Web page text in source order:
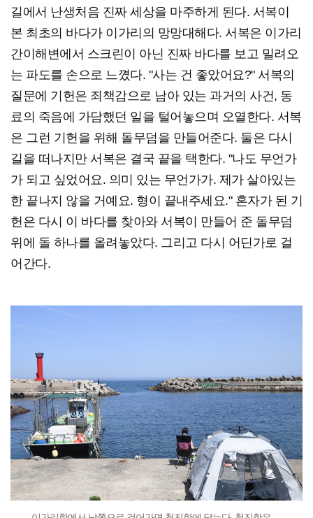
길에서 난생처음 진짜 세상을 마주하게 된다. 서복이
본 최초의 바다가 이가리의 망망대해다. 서복은 이가리
간이해변에서 스크린이 아닌 진짜 바다를 보고 밀려오
는 파도를 손으로 느꼈다. "사는 건 좋았어요?" 서복의
질문에 기헌은 죄책감으로 남아 있는 과거의 사건, 동
료의 죽음에 가담했던 일을 털어놓으며 오열한다. 서복
은 그런 기헌을 위해 돌무덤을 만들어준다. 둘은 다시
길을 떠나지만 서복은 결국 끝을 택한다. "나도 무언가
가 되고 싶었어요. 의미 있는 무언가가. 제가 살아있는
한 끝나지 않을 거예요. 형이 끝내주세요." 혼자가 된 기
헌은 다시 이 바다를 찾아와 서복이 만들어 준 돌무덤
위에 돌 하나를 올려놓았다. 그리고 다시 어딘가로 걸
어간다.